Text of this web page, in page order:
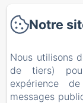
Notre
Nous utilisons
de tiers)
expérience
messages